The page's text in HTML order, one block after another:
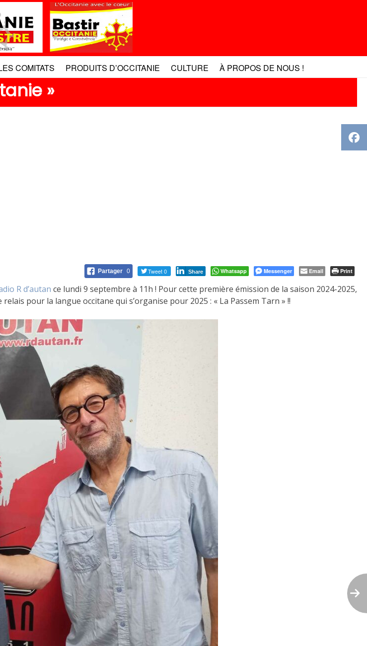
COMITATS PRODUITS D’OCCITANIE CULTURE À PROPOS DE NOUS !
»
Partager 0 Tweet 0 Share Whatsapp Messenger Email Print
R d’autan ce lundi 9 septembre à 11h ! Pour cette première émission de la saison 2024-2025,
pour la langue occitane qui s’organise pour 2025 : « La Passem Tarn » !!